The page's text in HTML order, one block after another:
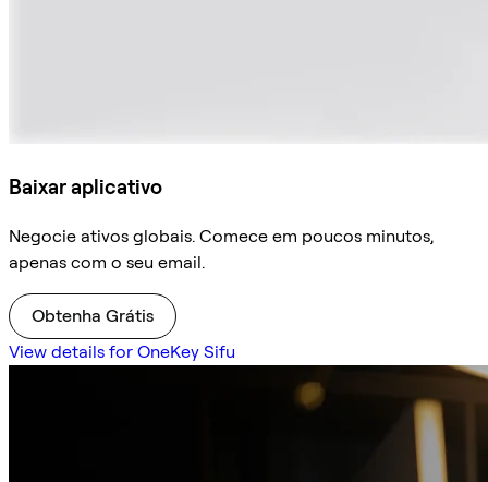
Baixar aplicativo
Negocie ativos globais. Comece em poucos minutos,
apenas com o seu email.
Obtenha Grátis
View details for OneKey Sifu